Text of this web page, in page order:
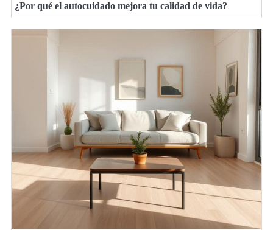
¿Por qué el autocuidado mejora tu calidad de vida?